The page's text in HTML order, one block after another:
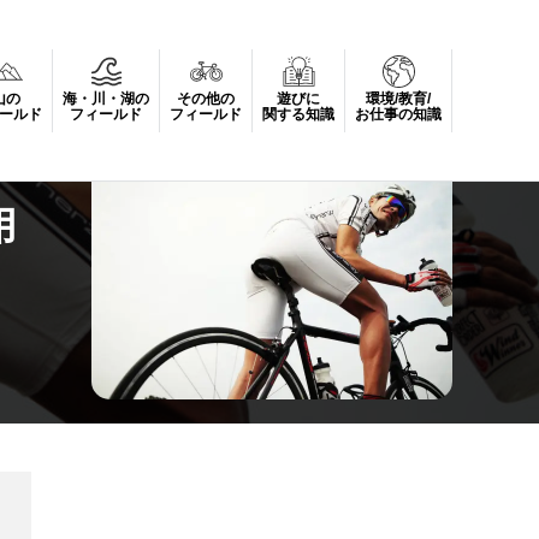
の
ルド
海・川・湖の
フィールド
その他の
フィールド
遊びに
関する知識
環境/教育/
お仕事の知識